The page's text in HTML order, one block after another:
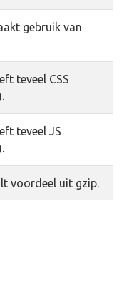
gebruik van
teveel CSS
teveel JS
voordeel uit gzip.